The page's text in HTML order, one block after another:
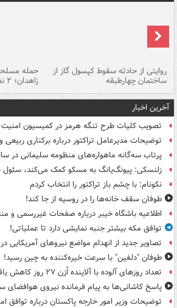
روایتی از حادثه سقوط کپسول گاز از
ساختمان چهارطبقه
حمله
زاهدان؛ ۲ نفر جان باختند
آخرین اخبار
تصویب کلیات طرح تنگه هرمز در کمیسیون
توضیحات مدیرعامل تراکتور درباره برکناری ربیعی
پرتاب سه‌گانه ماهواره‌های منظومه سلیمانی در سال
زلنسکی: پیونگ‌یانگ به مسکو کمک می‌کند، سئول
نکونام: با چشم باز تراکتور را انتخاب کردم
طوفان سقف خانه‌ها را در روسیه از جا ‌کند!
اطلاعیه باشگاه خیبر درباره صفحات غیررسمی
توافق مکه بیشتر جنبه نمایشی دارد تا عملیاتی!
تصاویر جدید از انهدام مواضع نیروهای آمریکایی
طوفان "دلفین" با سرعت خیره‌کننده به چین رسید!
تعداد روزهای آلوده با آلاینده اُزن ۲۷ روز کاهش یافت
پاسخ کاشانی‌ها به پیام فرمانده نیروی هوافضای
توضیحات وزیر امور خارجه پاکستان درباره توافق